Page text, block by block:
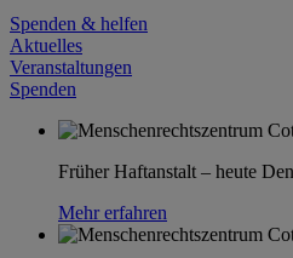
Spenden & helfen
Aktuelles
Veranstaltungen
Spenden
Früher Haftanstalt – heute
Mehr erfahren